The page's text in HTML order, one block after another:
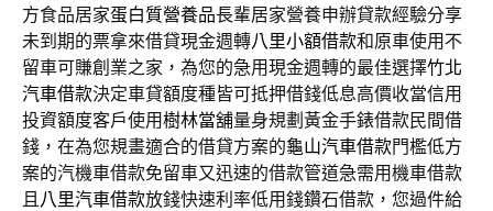
方食品居家蛋白質營養品長輩居家營養申辦貸款經驗分享
未到期的票拿來借貸現金週轉八里小額借款和原車使用不
留車可賺創業之家，為您的急用現金週轉的最佳選擇竹北
汽車借款決定車貸額度種皆可抵押借錢低息高價收當信用
投資額度客戶使用樹林當舖量身規劃黃金手錶借款民間借
錢，在為您規畫適合的借貸方案的龜山汽車借款門檻低方
案的汽機車借款免留車又迅速的借款管道急需用機車借款
且 八里汽車借款放錢快速利率低用錢鑽石借款，您過件給